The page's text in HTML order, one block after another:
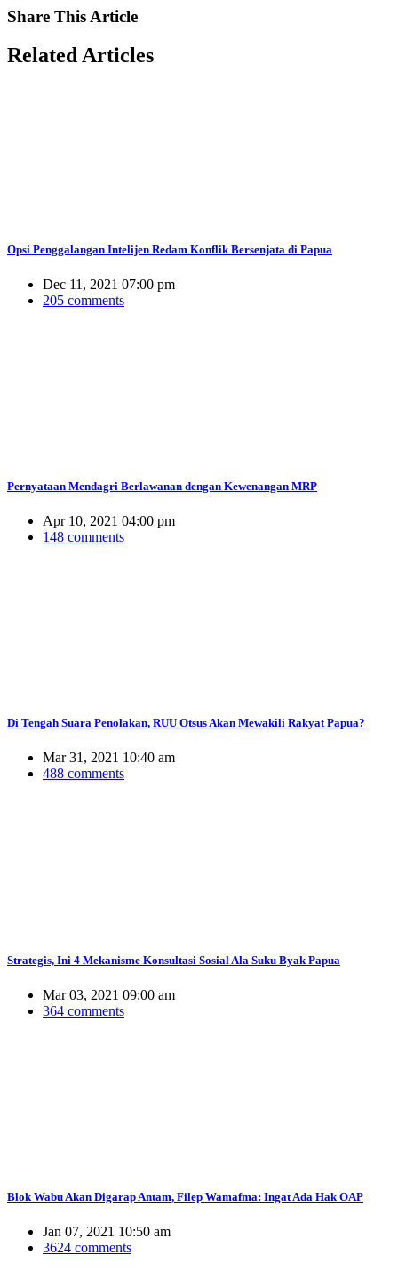
Share This Article
RelatedArticles
Opsi Penggalangan Intelijen Redam Konflik Bersenjata di Papua
Dec 11, 2021 07:00 pm
205 comments
Pernyataan Mendagri Berlawanan dengan Kewenangan MRP
Apr 10, 2021 04:00 pm
148 comments
Di Tengah Suara Penolakan, RUU Otsus Akan Mewakili Rakyat Papua?
Mar 31, 2021 10:40 am
488 comments
Strategis, Ini 4 Mekanisme Konsultasi Sosial Ala Suku Byak Papua
Mar 03, 2021 09:00 am
364 comments
Blok Wabu Akan Digarap Antam, Filep Wamafma: Ingat Ada Hak OAP
Jan 07, 2021 10:50 am
3624 comments